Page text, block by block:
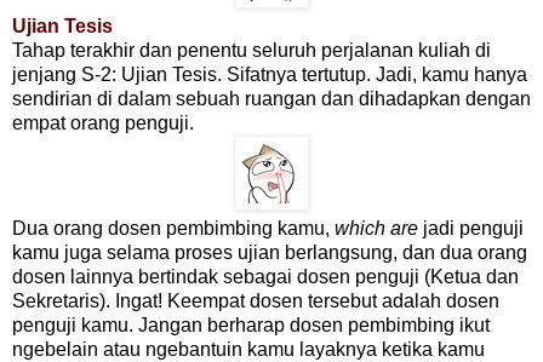
Ujian Tesis
Tahap terakhir dan penentu seluruh perjalanan kuliah di
jenjang S-2: Ujian Tesis. Sifatnya tertutup. Jadi, kamu hanya
sendirian di dalam sebuah ruangan dan dihadapkan dengan
empat orang penguji.
Dua orang dosen pembimbing kamu, which are jadi penguji
kamu juga selama proses ujian berlangsung, dan dua orang
dosen lainnya bertindak sebagai dosen penguji (Ketua dan
Sekretaris). Ingat! Keempat dosen tersebut adalah dosen
penguji kamu. Jangan berharap dosen pembimbing ikut
ngebelain atau ngebantuin kamu layaknya ketika kamu